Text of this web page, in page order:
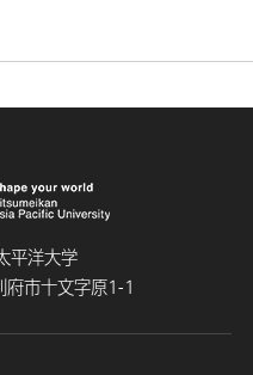
平洋大学
市十文字原1-1